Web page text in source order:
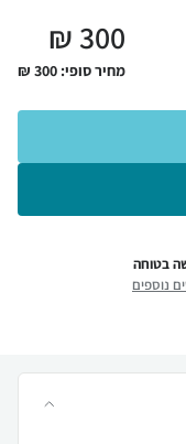
300
₪
מחיר סופי: 300
₪
בטוחה
נוספים